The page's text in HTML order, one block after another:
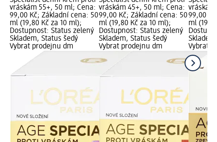
vráskám 55+, 50 ml; Cena:
99,00 Kč; Základní cena: 50
ml (19,80 Kč za 10 ml);
Dostupnost: Status zelený
Skladem, Status šedý
Vybrat prodejnu dm
vráskám 45+, 50 ml; Cena:
99,00 Kč; Základní cena: 50
ml (19,80 Kč za 10 ml);
Dostupnost: Status zelený
Skladem, Status šedý
Vybrat prodejnu dm
99,00
ml
Vybrat